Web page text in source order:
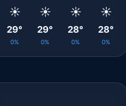
☀️
29°
0%
☀️
29°
0%
☀️
28°
0%
☀️
28°
0%